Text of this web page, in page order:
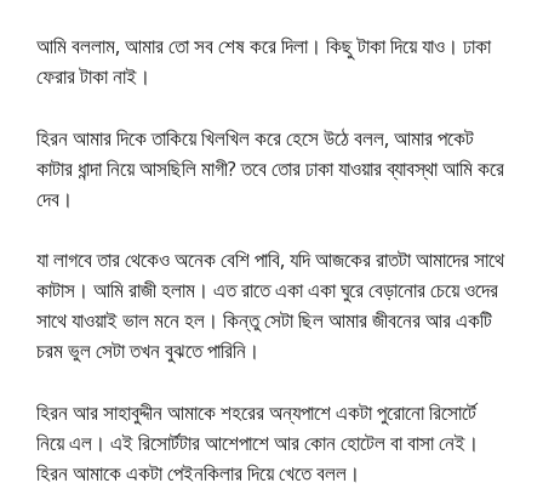
আমি বললাম, আমার তো সব শেষ করে দিলা। কিছু টাকা দিয়ে যাও। ঢাকা
ফেরার টাকা নাই।
হিরন আমার দিকে তাকিয়ে খিলখিল করে হেসে উঠে বলল, আমার পকেট
কাটার ধান্দা নিয়ে আসছিলি মাগী? তবে তোর ঢাকা যাওয়ার ব্যাবস্থা আমি করে
দেব।
যা লাগবে তার থেকেও অনেক বেশি পাবি, যদি আজকের রাতটা আমাদের সাথে
কাটাস। আমি রাজী হলাম। এত রাতে একা একা ঘুরে বেড়ানোর চেয়ে ওদের
সাথে যাওয়াই ভাল মনে হল। কিন্তু সেটা ছিল আমার জীবনের আর একটি
চরম ভুল সেটা তখন বুঝতে পারিনি।
হিরন আর সাহাবুদ্দীন আমাকে শহরের অন্যপাশে একটা পুরোনো রিসোর্টে
নিয়ে এল। এই রিসোর্টটার আশেপাশে আর কোন হোটেল বা বাসা নেই।
হিরন আমাকে একটা পেইনকিলার দিয়ে খেতে বলল।